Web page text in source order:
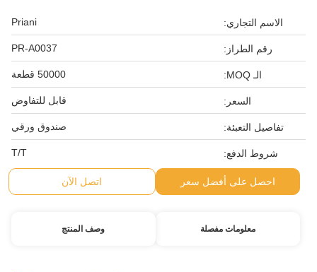
الاسم التجاري: Priani
رقم الطراز: PR-A0037
الـ MOQ: 50000 قطعة
السعر: قابل للتفاوض
تفاصيل التعبئة: صندوق ورقي
شروط الدفع: T/T
احصل على أفضل سعر اتصل الآن
معلومات مفصلة وصف المنتج